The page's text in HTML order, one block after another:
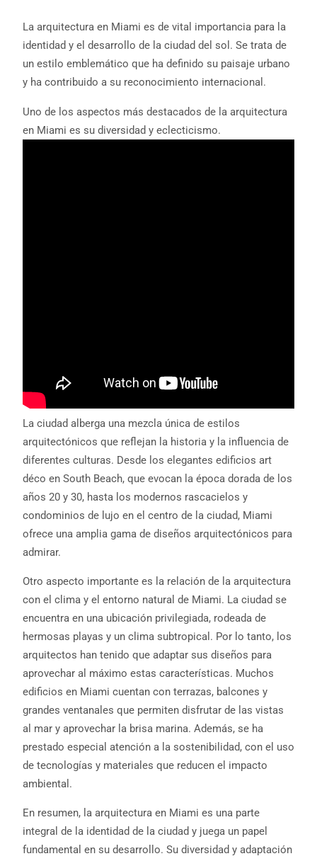
La arquitectura en Miami es de vital importancia para la
identidad y el desarrollo de la ciudad del sol. Se trata de
un estilo emblemático que ha definido su paisaje urbano
y ha contribuido a su reconocimiento internacional.
Uno de los aspectos más destacados de la arquitectura
en Miami es su diversidad y eclecticismo.
La ciudad alberga una mezcla única de estilos
arquitectónicos que reflejan la historia y la influencia de
diferentes culturas. Desde los elegantes edificios art
déco en South Beach, que evocan la época dorada de los
años 20 y 30, hasta los modernos rascacielos y
condominios de lujo en el centro de la ciudad, Miami
ofrece una amplia gama de diseños arquitectónicos para
admirar.
Otro aspecto importante es la relación de la arquitectura
con el clima y el entorno natural de Miami. La ciudad se
encuentra en una ubicación privilegiada, rodeada de
hermosas playas y un clima subtropical. Por lo tanto, los
arquitectos han tenido que adaptar sus diseños para
aprovechar al máximo estas características. Muchos
edificios en Miami cuentan con terrazas, balcones y
grandes ventanales que permiten disfrutar de las vistas
al mar y aprovechar la brisa marina. Además, se ha
prestado especial atención a la sostenibilidad, con el uso
de tecnologías y materiales que reducen el impacto
ambiental.
En resumen, la arquitectura en Miami es una parte
integral de la identidad de la ciudad y juega un papel
fundamental en su desarrollo. Su diversidad y adaptación